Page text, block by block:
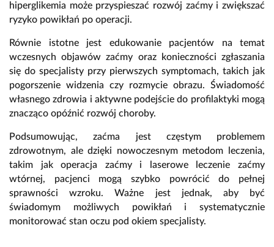
hiperglikemia może przyspieszać rozwój zaćmy i zwiększać
ryzyko powikłań po operacji.
Równie istotne jest edukowanie pacjentów na temat
wczesnych objawów zaćmy oraz konieczności zgłaszania
się do specjalisty przy pierwszych symptomach, takich jak
pogorszenie widzenia czy rozmycie obrazu. Świadomość
własnego zdrowia i aktywne podejście do profilaktyki mogą
znacząco opóźnić rozwój choroby.
Podsumowując, zaćma jest częstym problemem
zdrowotnym, ale dzięki nowoczesnym metodom leczenia,
takim jak operacja zaćmy i laserowe leczenie zaćmy
wtórnej, pacjenci mogą szybko powrócić do pełnej
sprawności wzroku. Ważne jest jednak, aby być
świadomym możliwych powikłań i systematycznie
monitorować stan oczu pod okiem specjalisty.